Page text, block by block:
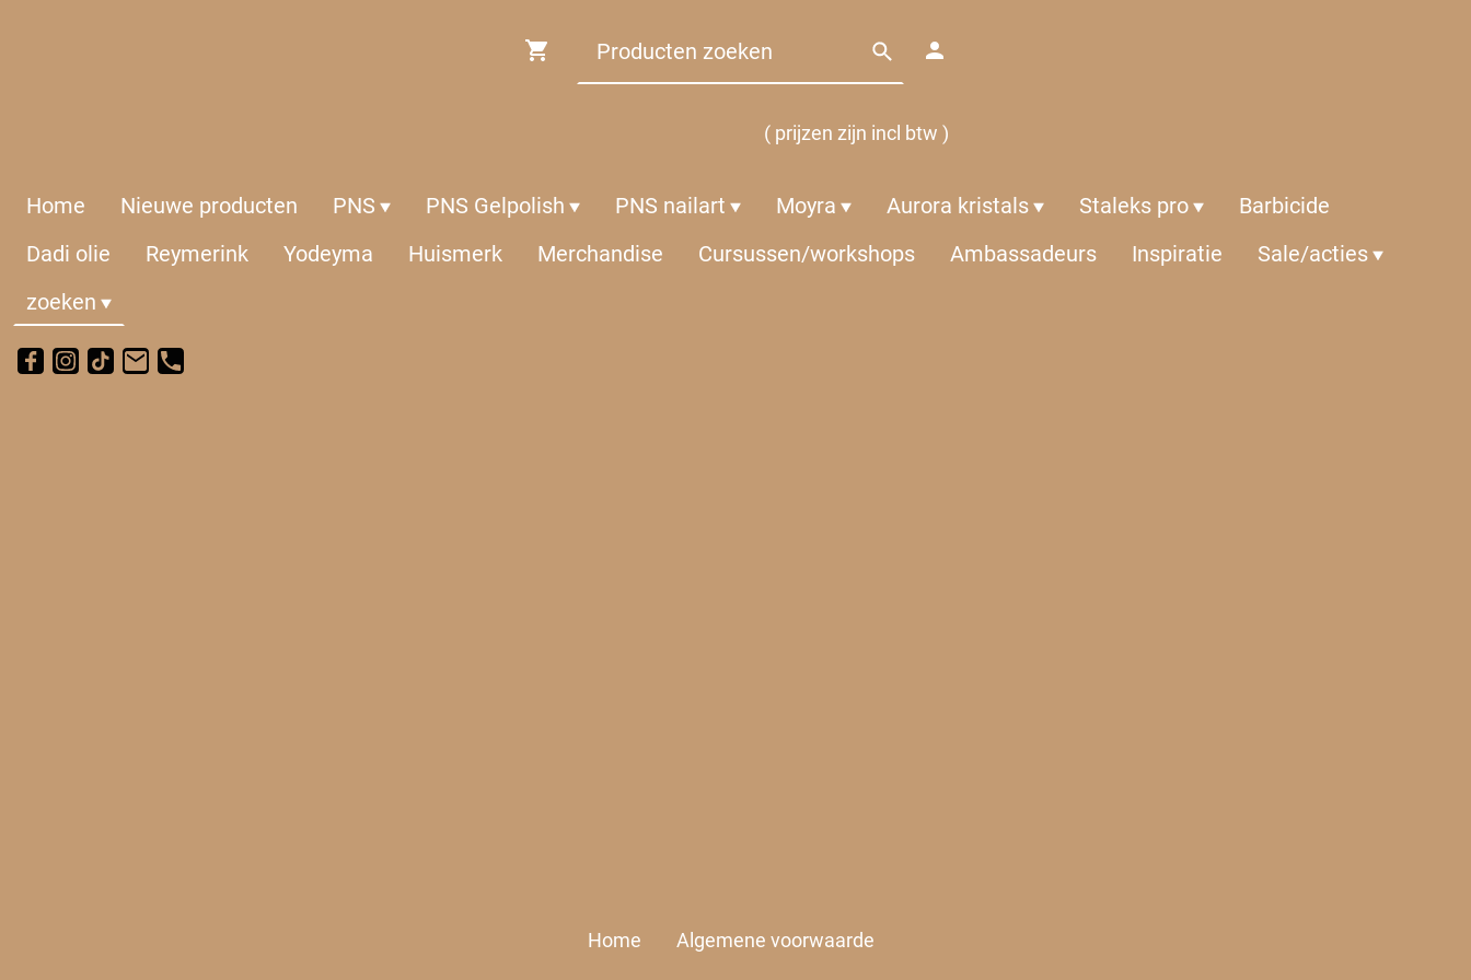
( prijzen zijn incl btw )
Home Nieuwe producten PNS PNS Gelpolish PNS nailart Moyra Aurora kristals Staleks pro
Barbicide
Dadi olie
Reymerink Yodeyma Huismerk Merchandise Cursussen/workshops Ambassadeurs Inspiratie
Sale/acties
zoeken
Home Algemene voorwaarde